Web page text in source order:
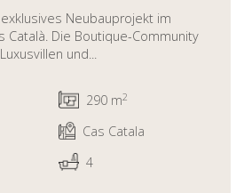
Neubauprojekt im
Català. Die Boutique-Community
und...
290 m2
Cas Catala
4